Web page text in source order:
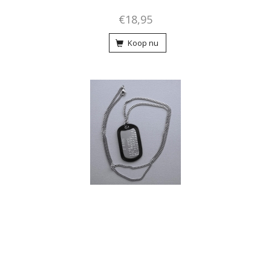
€18,95
Koop nu